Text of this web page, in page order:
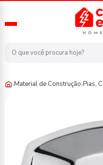
›Material de Construção›Pias,